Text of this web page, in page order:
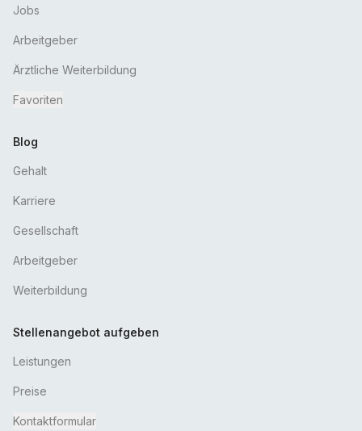
Jobs
Arbeitgeber
Ärztliche Weiterbildung
Favoriten
Blog
Gehalt
Karriere
Gesellschaft
Arbeitgeber
Weiterbildung
Stellenangebot aufgeben
Leistungen
Preise
Kontaktformular